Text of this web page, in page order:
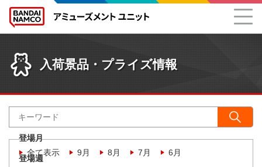
入荷景品・プライズ情報
登場月
全て表示
9月 8月 7月 6月
登場週